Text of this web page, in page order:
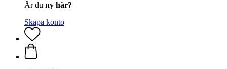
Är du ny här?
Skapa konto